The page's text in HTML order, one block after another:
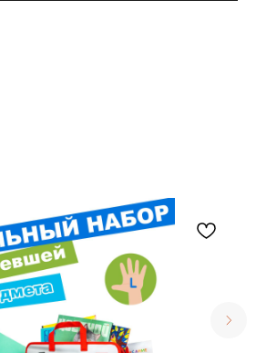
e-mail
info@school-price.ru